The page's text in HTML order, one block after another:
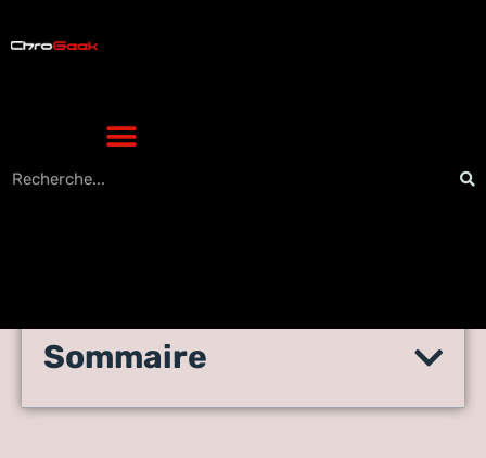
numériques
Sommaire